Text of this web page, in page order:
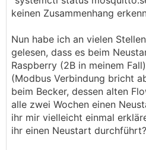
keinen Zusammenhang
Nun habe ich an vielen
gelesen, dass es beim
Raspberry (2B in meinem
(Modbus Verbindung bricht
beim Becker, dessen alten
alle zwei Wochen einen
ihr mir vielleicht einmal
ihr einen Neustart durchführt?